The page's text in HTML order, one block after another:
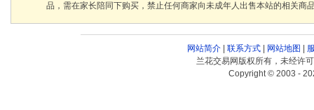
品，需在家长陪同下购买，禁止任何商家向未成年人出售本站的相关商
网站简介| 联系方式| 网站地图
兰花交易网版权所有，未经许
Copyright © 2003 -